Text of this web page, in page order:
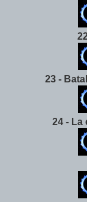
23 -
24 - La